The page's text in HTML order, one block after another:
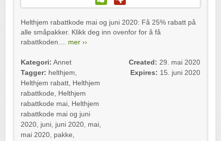
Helthjem rabattkode mai og juni 2020: Få 25% rabatt på
alle småpakker. Klikk deg inn ovenfor for å få
rabattkoden.... mer ››
Kategori: Annet
Tagger: helthjem,
Helthjem rabatt, Helthjem
rabattkode, Helthjem
rabattkode mai, Helthjem
rabattkode mai og juni
2020, juni, juni 2020, mai,
mai 2020, pakke,
Created: 29. mai 2020
Expires: 15. juni 2020